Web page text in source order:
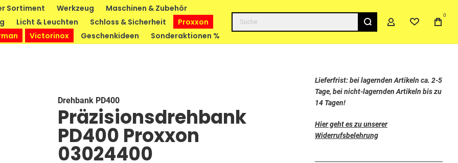
Sortiment Werkzeug
Maschinen & Zubehör
Licht & Leuchten Schloss & Sicherheit
Proxxon
Victorinox Geschenkideen Sonderaktionen %
Suche 0
Drehbank PD400
Präzisionsdrehbank
PD400 Proxxon
03024400
Lieferfrist: bei lagernden Artikeln ca. 2-5
Tage, bei nicht-lagernden Artikeln bis zu
14 Tagen!
Hier geht es zu unserer
Widerrufsbelehrung